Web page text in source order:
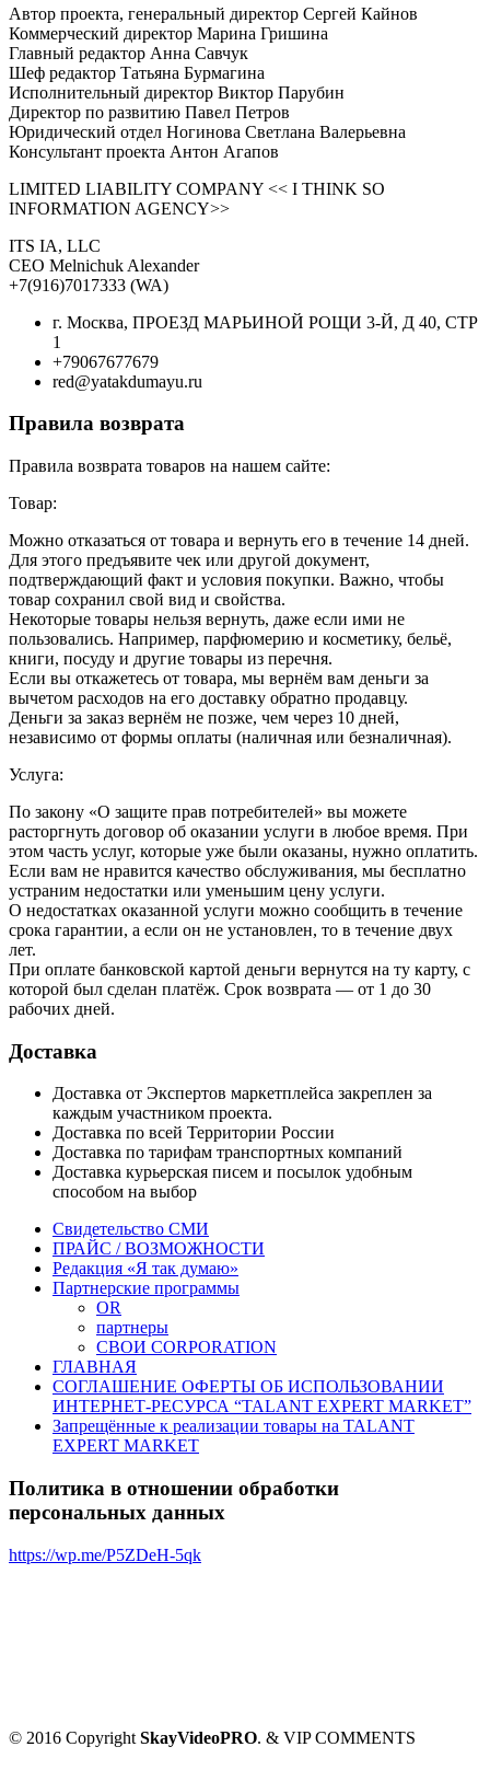
Автор проекта, генеральный директор Сергей Кайнов
Коммерческий директор Марина Гришина
Главный редактор Анна Савчук
Шеф редактор Татьяна Бурмагина
Исполнительный директор Виктор Парубин
Директор по развитию Павел Петров
Юридический отдел Ногинова Светлана Валерьевна
Консультант проекта Антон Агапов
LIMITED LIABILITY COMPANY << I THINK SO
INFORMATION AGENCY>>
ITS IA, LLC
CEO Melnichuk Alexander
+7(916)7017333 (WA)
г. Москва, ПРОЕЗД МАРЬИНОЙ РОЩИ 3-Й, Д 40, СТР
1
+79067677679
red@yatakdumayu.ru
Правила возврата
Правила возврата товаров на нашем сайте:
Товар:
Можно отказаться от товара и вернуть его в течение 14 дней.
Для этого предъявите чек или другой документ,
подтверждающий факт и условия покупки. Важно, чтобы
товар сохранил свой вид и свойства.
Некоторые товары нельзя вернуть, даже если ими не
пользовались. Например, парфюмерию и косметику, бельё,
книги, посуду и другие товары из перечня.
Если вы откажетесь от товара, мы вернём вам деньги за
вычетом расходов на его доставку обратно продавцу.
Деньги за заказ вернём не позже, чем через 10 дней,
независимо от формы оплаты (наличная или безналичная).
Услуга:
По закону «О защите прав потребителей» вы можете
расторгнуть договор об оказании услуги в любое время. При
этом часть услуг, которые уже были оказаны, нужно оплатить.
Если вам не нравится качество обслуживания, мы бесплатно
устраним недостатки или уменьшим цену услуги.
О недостатках оказанной услуги можно сообщить в течение
срока гарантии, а если он не установлен, то в течение двух
лет.
При оплате банковской картой деньги вернутся на ту карту, с
которой был сделан платёж. Срок возврата — от 1 до 30
рабочих дней.
Доставка
Доставка от Экспертов маркетплейса закреплен за
каждым участником проекта.
Доставка по всей Территории России
Доставка по тарифам транспортных компаний
Доставка курьерская писем и посылок удобным
способом на выбор
Свидетельство СМИ
ПРАЙС / ВОЗМОЖНОСТИ
Редакция «Я так думаю»
Партнерские программы
OR
партнеры
СВОИ CORPORATION
ГЛАВНАЯ
СОГЛАШЕНИЕ ОФЕРТЫ ОБ ИСПОЛЬЗОВАНИИ
ИНТЕРНЕТ-РЕСУРСА “TALANT EXPERT MARKET”
Запрещённые к реализации товары на TALANT
EXPERT MARKET
Политика в отношении обработки
персональных данных
https://wp.me/P5ZDeH-5qk
© 2016 Copyright SkayVideoPRO. & VIP COMMENTS